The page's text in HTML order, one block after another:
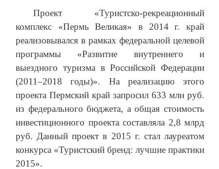
Проект «Туристско-рекреационный
комплекс «Пермь Великая» в 2014 г. край
реализовывался в рамках федеральной целевой
программы «Развитие внутреннего и
выездного туризма в Российской Федерации
(2011–2018 годы)». На реализацию этого
проекта Пермский край запросил 633 млн руб.
из федерального бюджета, а общая стоимость
инвестиционного проекта составляла 2,8 млрд
руб. Данный проект в 2015 г. стал лауреатом
конкурса «Туристский бренд: лучшие практики
2015».